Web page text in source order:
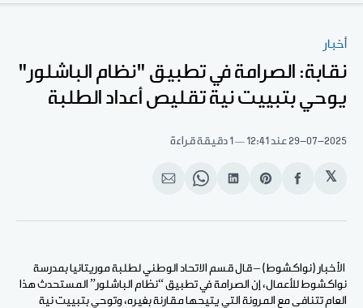
أخبار
نقابة: الصرامة في تطبيق "نظام الباشلور"
يوحي بتبييت نية تقليص أعداد الطلبة
29-07-2025عند 12:41 1 دقيقة قراءة
𝕏
انشر
الفيسبوك
Share
Pinterest
انشر
لينكد
Share
WhatsApp
انشر
الإيميل
الأخبار (نواكشوط) – قال قسم الاتحاد الوطني لطلبة موريتانيا بمدرسة
نواكشوط للأعمال، إن الصرامة في تطبيق “نظام الباشلور” المستحدث هذا
العام تتنافى مع المرونة التي يتيحها مقارنة بغيره، وتوحي بتبييت نية